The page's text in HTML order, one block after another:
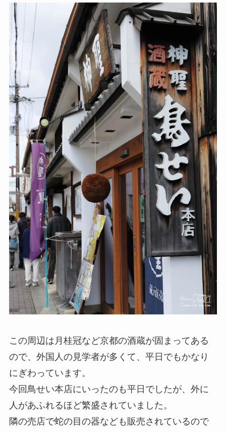
この周辺は月桂冠など京都の酒蔵が固まってある
ので、外国人の見学者が多くて、平日でもかなり
にぎわっています。
今回鳥せい本店にいったのも平日でしたが、外に
人があふれるほど繁盛されていました。
隣の売店で蛇の目の器なども販売されているので